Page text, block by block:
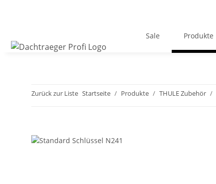
Sale Produkte
Zurück zur Liste Startseite Produkte THULE Zubehör